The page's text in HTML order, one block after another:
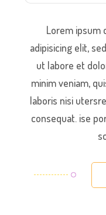
Lorem ipsum
adipisicing elit,
ut labore et
minim veniam,
laboris nisi
consequat. ise